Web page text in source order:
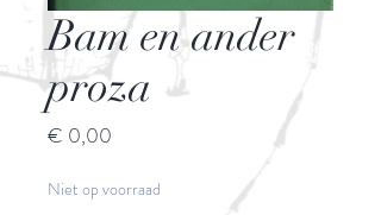
Bam en ander
proza
€ 0,00
Niet op voorraad